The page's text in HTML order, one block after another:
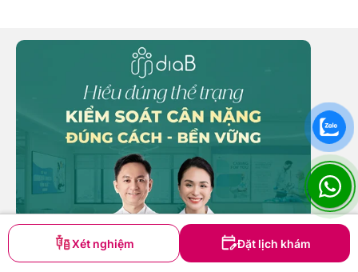
Xét nghiệm Đặt lịch khám
Khám và điều trị bệnh sốt mò